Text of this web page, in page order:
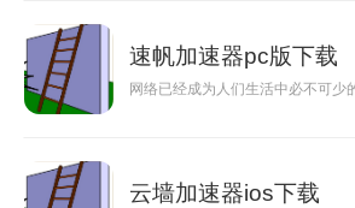
速帆加速器pc版下载
网络已经成为人们生活中必不可
云墙加速器ios下载